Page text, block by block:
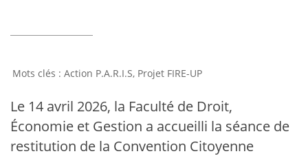
Action P.A.R.I.S, Projet FIRE-UP
Le 14 avril 2026, la Faculté de Droit,
Économie et Gestion a accueilli la séance de
restitution de la Convention Citoyenne